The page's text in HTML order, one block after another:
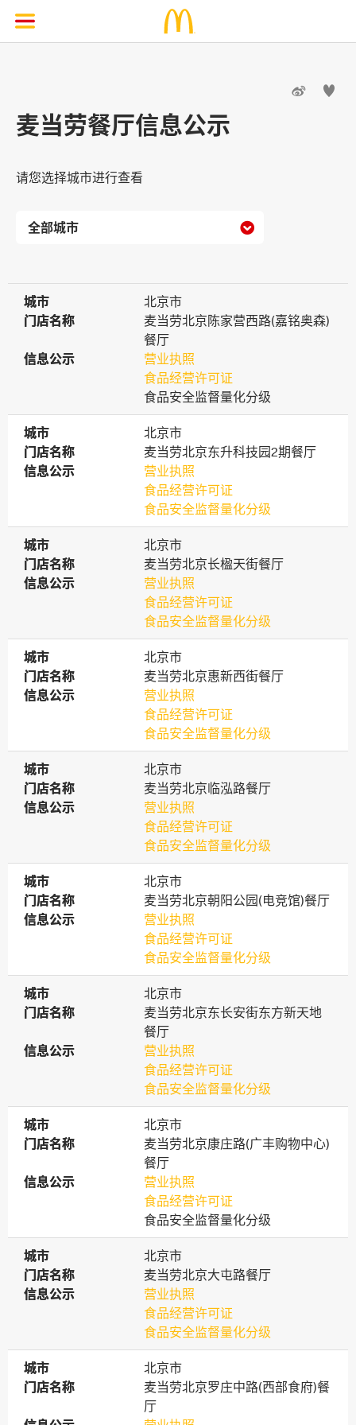
 
麦当劳餐厅信息公示
请您选择城市进行查看

城市
城市
北京市
门店名称
门店名称
麦当劳北京陈家营西路(嘉铭奥森)
餐厅
信息公示
信息公示
营业执照
食品经营许可证
食品安全监督量化分级
城市
城市
北京市
门店名称
门店名称
麦当劳北京东升科技园2期餐厅
信息公示
信息公示
营业执照
食品经营许可证
食品安全监督量化分级
城市
城市
北京市
门店名称
门店名称
麦当劳北京长楹天街餐厅
信息公示
信息公示
营业执照
食品经营许可证
食品安全监督量化分级
城市
城市
北京市
门店名称
门店名称
麦当劳北京惠新西街餐厅
信息公示
信息公示
营业执照
食品经营许可证
食品安全监督量化分级
城市
城市
北京市
门店名称
门店名称
麦当劳北京临泓路餐厅
信息公示
信息公示
营业执照
食品经营许可证
食品安全监督量化分级
城市
城市
北京市
门店名称
门店名称
麦当劳北京朝阳公园(电竞馆)餐厅
信息公示
信息公示
营业执照
食品经营许可证
食品安全监督量化分级
城市
城市
北京市
门店名称
门店名称
麦当劳北京东长安街东方新天地
餐厅
信息公示
信息公示
营业执照
食品经营许可证
食品安全监督量化分级
城市
城市
北京市
门店名称
门店名称
麦当劳北京康庄路(广丰购物中心)
餐厅
信息公示
信息公示
营业执照
食品经营许可证
食品安全监督量化分级
城市
城市
北京市
门店名称
门店名称
麦当劳北京大屯路餐厅
信息公示
信息公示
营业执照
食品经营许可证
食品安全监督量化分级
城市
城市
北京市
门店名称
门店名称
麦当劳北京罗庄中路(西部食府)餐
厅